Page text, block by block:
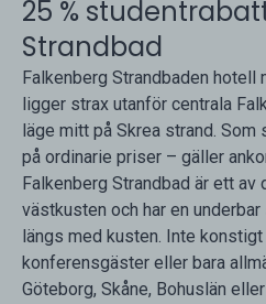
25 %
Strandbad
Falkenberg Strandbaden hotell
ligger strax utanför centrala
läge mitt på Skrea strand. Som
på ordinarie priser – gäller
Falkenberg Strandbad är ett
västkusten och har en
längs med kusten. Inte
konferensgäster eller bara
Göteborg, Skåne, Bohuslän